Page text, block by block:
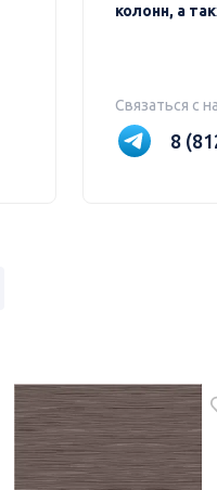
колонн, а
Связаться с
8